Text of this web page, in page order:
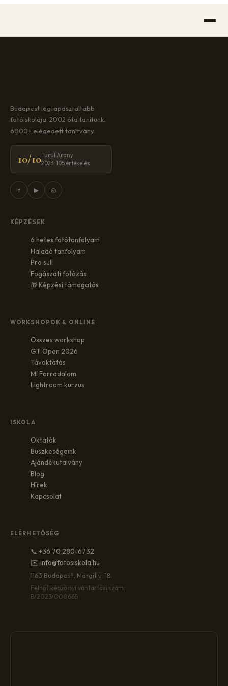
tartalomhoz
Budapest legtapasztaltabb
fotóiskolája. 2002 óta tanítunk,
6000+ elégedett tanítvány.
10/10Turul Arany
2023 · 105 értékelés
f ▶ ◎
KÉPZÉSEK
6 hetes fotótanfolyam
Haladó tanfolyam
Pro suli
Fogászati fotózás
🎁 Képzési támogatás
WORKSHOPOK & ONLINE
Összes workshop
GT Open 2026
Távoktatás
MI Forradalom
Lightroom kurzus
ISKOLA
Oktatók
Büszkeségeink
Ajándékutalvány
Blog
Hírek
Kapcsolat
ELÉRHETŐSÉG
📞 +36 70 280-6732
✉️ info@fotosiskola.hu
1163 Budapest, Margit u. 18.
Felnőttképző nyilvántartási szám:
B/2023/000665